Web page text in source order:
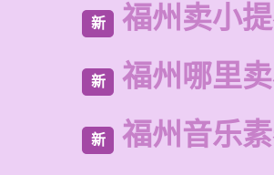
新 福州卖小
新 福州哪里
新 福州音乐